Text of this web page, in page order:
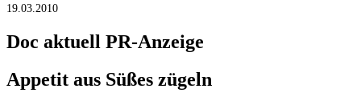
19.03.2010
Doc aktuell PR-Anzeige
Appetit aus Süßes zügeln